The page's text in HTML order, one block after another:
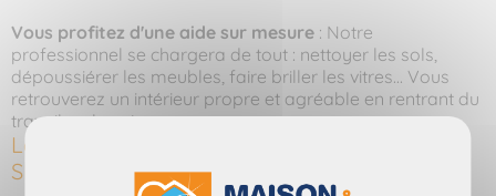
Vous profitez d'une aide sur mesure : Notre
professionnel se chargera de tout : nettoyer les sols,
dépoussiérer les meubles, faire briller les vitres... Vous
retrouverez un intérieur propre et agréable en rentrant du
travail ou le soir.
Les avantages de faire appel à MAISON ET
SERVICES